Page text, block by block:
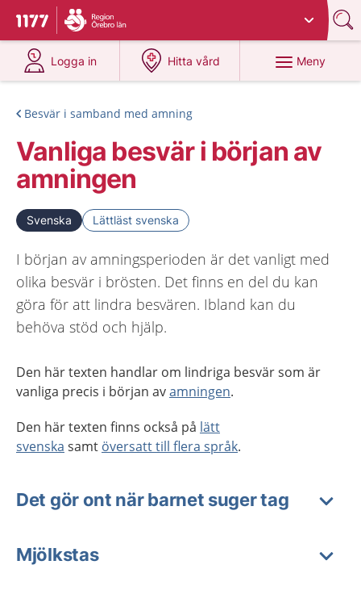
Till startsidan för 1177
Du har valt region
Logga in
på 1177.se
Hitta vård
på 1177.se
Meny
Besvär i samband med amning
Vanliga besvär i början av
amningen
Svenska Lättläst svenska
I början av amningsperioden är det vanligt med
olika besvär i brösten. Det finns en del du kan
göra för att lindra besvären. Ibland kan du
behöva stöd och hjälp.
Den här texten handlar om lindriga besvär som är
vanliga precis i början avamningen.
Den här texten finns också på lätt
svenska samt översatt till flera språk.
Det gör ont när barnet suger tag
Mjölkstas